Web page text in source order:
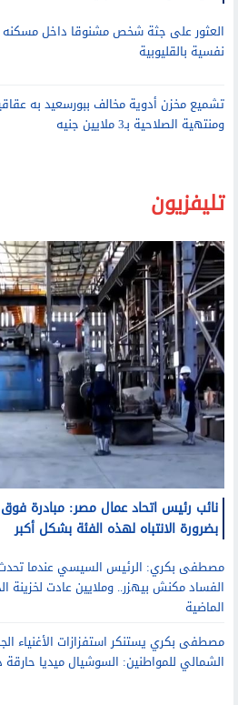
نفسية بالقليوبية
ومنتهية الصلاحية بـ3 ملايين جنيه
تليفزيون
بضرورة الانتباه لهذه الفئة بشكل أكبر
الفساد مكنش بيهزر.. وملايين عادت لخزينة
الماضية
الشمالي للمواطنين: السوشيال ميديا